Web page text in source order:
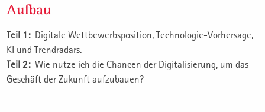
Aufbau
Teil 1: Digitale Wettbewerbsposition, Technologie-Vorhersage,
KI und Trendradars.
Teil 2: Wie nutze ich die Chancen der Digitalisierung, um das
Geschäft der Zukunft aufzubauen?